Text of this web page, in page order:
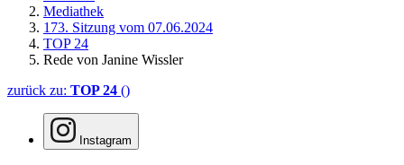
Mediathek
173. Sitzung vom 07.06.2024
TOP 24
Rede von Janine Wissler
zurück zu: TOP 24 ()
Instagram